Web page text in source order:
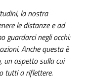
la nostra
le distanze e ad
guardarci negli occhi:
Anche questa è
un aspetto sulla cui
tutti a riflettere.